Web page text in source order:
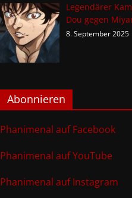
Legendärer
Dou gegen
8. September 2025
Abonnieren
Phanimenal auf Facebook
Phanimenal auf YouTube
Phanimenal auf Instagram